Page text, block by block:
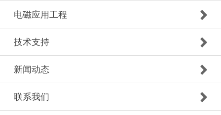
电磁应用工程
技术支持
新闻动态
联系我们